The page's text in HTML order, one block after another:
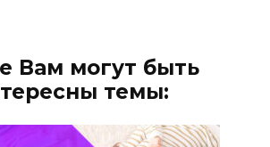
Вам могут быть
темы: